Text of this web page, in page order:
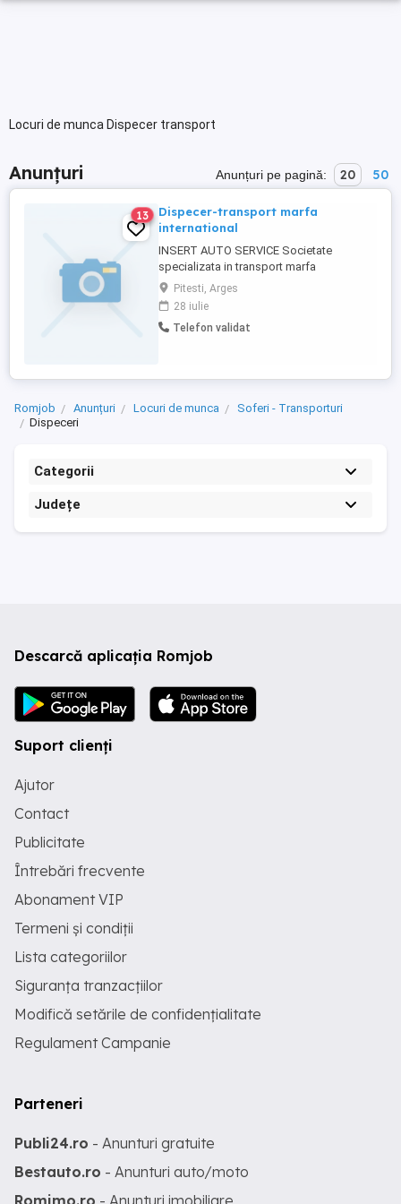
Locuri de munca Dispecer transport
Anunțuri Anunțuri pe pagină: 20 50
13
Dispecer-transport marfa
international
INSERT AUTO SERVICE Societate
specializata in transport marfa
international angajeaza persoana pentru
transport international de marfa dispecer
coordonator transport pentru camione 20
tone. Cerinte : - Cunostinte operare PC
Pitesti, Arges
28 iulie
Telefon validat
Romjob Anunțuri Locuri de munca
Soferi - Transporturi
Dispeceri
Categorii
Județe
Descarcă aplicația Romjob
Suport clienți
Ajutor
Contact
Publicitate
Întrebări frecvente
Abonament VIP
Termeni și condiții
Lista categoriilor
Siguranța tranzacțiilor
Modifică setările de confidențialitate
Regulament Campanie
Parteneri
Publi24.ro - Anunturi gratuite
Bestauto.ro - Anunturi auto/moto
Romimo.ro - Anunturi imobiliare